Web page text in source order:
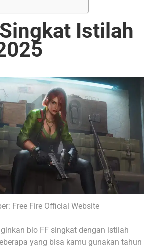
Istilah
Free Fire Official Website
bio FF singkat dengan istilah
yang bisa kamu gunakan tahun